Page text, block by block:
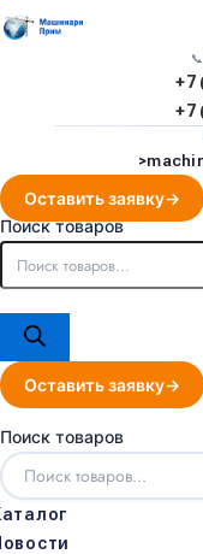
+7
+7
>
Оставить заявку
Поиск товаров
Оставить заявку
Поиск товаров